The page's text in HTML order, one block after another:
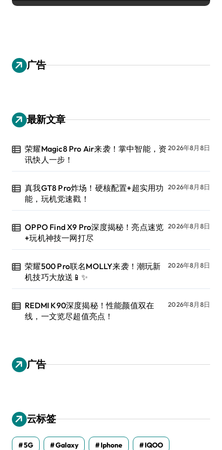
广告
最新文章
荣耀Magic8 Pro Air来袭！掌中智能，资
讯快人一步！
2026年8月8日
真我GT8 Pro炸场！硬核配置+超实用功
能，玩机党速戳！
2026年8月8日
OPPO Find X9 Pro深度揭秘！亮点速览
+玩机神技一网打尽
2026年8月8日
荣耀500 Pro联名MOLLY来袭！潮玩新
机技巧大放送📱✨
2026年8月8日
REDMI K90深度揭秘！性能颜值双在
线，一文览尽超值亮点！
2026年8月8日
广告
云标签
5G Galaxy Iphone IQOO